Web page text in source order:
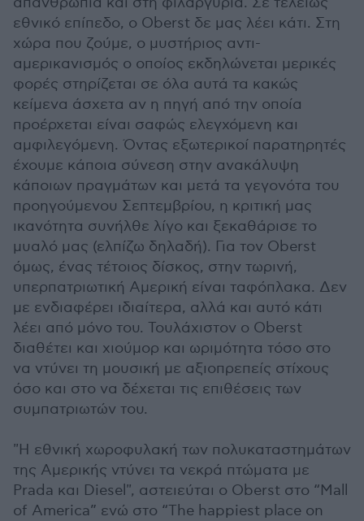
εθνικό επίπεδο, ο Oberst δε μας λέει κάτι. Στη
χώρα που ζούμε, ο μυστήριος αντι-
αμερικανισμός ο οποίος εκδηλώνεται μερικές
φορές στηρίζεται σε όλα αυτά τα κακώς
κείμενα άσχετα αν η πηγή από την οποία
προέρχεται είναι σαφώς ελεγχόμενη και
αμφιλεγόμενη. Όντας εξωτερικοί παρατηρητές
έχουμε κάποια σύνεση στην ανακάλυψη
κάποιων πραγμάτων και μετά τα γεγονότα του
προηγούμενου Σεπτεμβρίου, η κριτική μας
ικανότητα συνήλθε λίγο και ξεκαθάρισε το
μυαλό μας (ελπίζω δηλαδή). Για τον Oberst
όμως, ένας τέτοιος δίσκος, στην τωρινή,
υπερπατριωτική Αμερική είναι ταφόπλακα. Δεν
με ενδιαφέρει ιδιαίτερα, αλλά και αυτό κάτι
λέει από μόνο του. Τουλάχιστον ο Oberst
διαθέτει και χιούμορ και ωριμότητα τόσο στο
να ντύνει τη μουσική με αξιοπρεπείς στίχους
όσο και στο να δέχεται τις επιθέσεις των
συμπατριωτών του.
"Η εθνική χωροφυλακή των πολυκαταστημάτων
της Αμερικής ντύνει τα νεκρά πτώματα με
Prada και Diesel", αστειεύται ο Oberst στο “Mall
of America” ενώ στο “The happiest place on